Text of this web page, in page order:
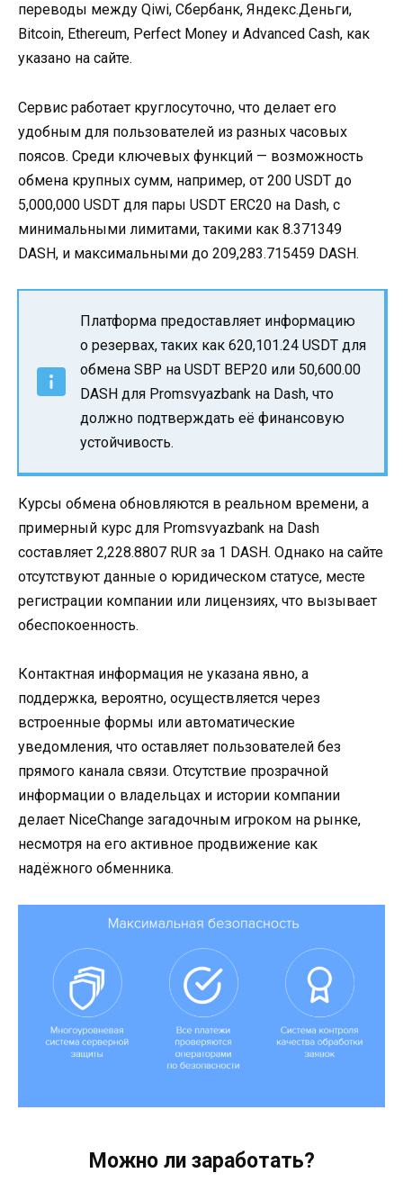
переводы между Qiwi, Сбербанк, Яндекс.Деньги,
Bitcoin, Ethereum, Perfect Money и Advanced Cash, как
указано на сайте.
Сервис работает круглосуточно, что делает его
удобным для пользователей из разных часовых
поясов. Среди ключевых функций — возможность
обмена крупных сумм, например, от 200 USDT до
5,000,000 USDT для пары USDT ERC20 на Dash, с
минимальными лимитами, такими как 8.371349
DASH, и максимальными до 209,283.715459 DASH.
Платформа предоставляет информацию
о резервах, таких как 620,101.24 USDT для
обмена SBP на USDT BEP20 или 50,600.00
DASH для Promsvyazbank на Dash, что
должно подтверждать её финансовую
устойчивость.
Курсы обмена обновляются в реальном времени, а
примерный курс для Promsvyazbank на Dash
составляет 2,228.8807 RUR за 1 DASH. Однако на сайте
отсутствуют данные о юридическом статусе, месте
регистрации компании или лицензиях, что вызывает
обеспокоенность.
Контактная информация не указана явно, а
поддержка, вероятно, осуществляется через
встроенные формы или автоматические
уведомления, что оставляет пользователей без
прямого канала связи. Отсутствие прозрачной
информации о владельцах и истории компании
делает NiceChange загадочным игроком на рынке,
несмотря на его активное продвижение как
надёжного обменника.
Можно ли заработать?